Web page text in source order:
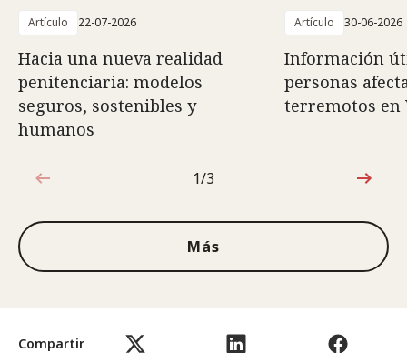
Compartir
Artículo 22-07-2026
Hacia una nueva realidad
penitenciaria: modelos
seguros, sostenibles y
humanos
Artículo 30-06-2026
Información
personas
terremotos en
1de3
1/3
Más